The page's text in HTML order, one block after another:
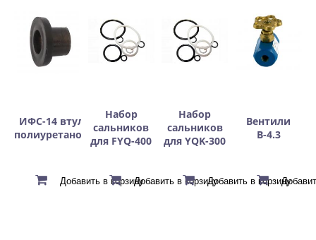
ИФС-14 втулки
полиуретановые
Набор
сальников
для FYQ-400
Набор
сальников
для YQK-300
Вентили
В-4.3